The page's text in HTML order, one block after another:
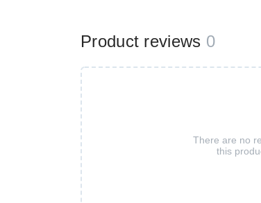
Product reviews 0
There are no
this